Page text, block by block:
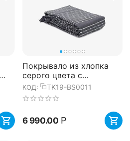
Покрывало из хлопка
серого цвета с
декоративной строчкой
из коллекции Ethnic,
180х250 с...
КОД: TK19-BS0011
6 990.00 Р